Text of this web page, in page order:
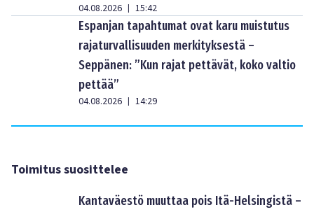
04.08.2026 | 15:42
Espanjan tapahtumat ovat karu muistutus
rajaturvallisuuden merkityksestä –
Seppänen: ”Kun rajat pettävät, koko valtio
pettää”
04.08.2026 | 14:29
Toimitus suosittelee
Kantaväestö muuttaa pois Itä-Helsingistä –